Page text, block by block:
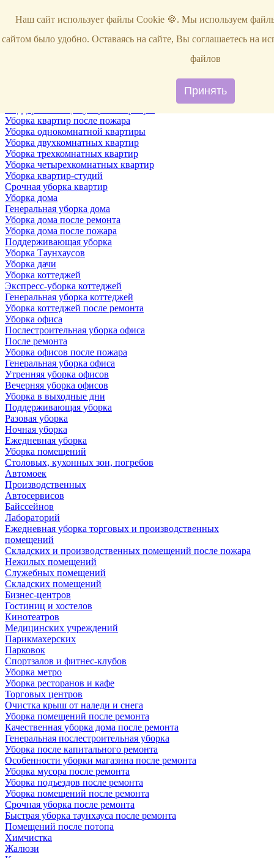
Уборка
Уборка снега
Уборка квартир после пожара
Уборка однокомнатной квартиры
Уборка двухкомнатных квартир
Уборка трехкомнатных квартир
Уборка четырехкомнатных квартир
Уборка квартир-студий
Срочная уборка квартир
Уборка дома
Генеральная уборка дома
Уборка дома после ремонта
Уборка дома после пожара
Поддерживающая уборка
Уборка Таунхаусов
Уборка дачи
Уборка коттеджей
Экспресс-уборка коттеджей
Генеральная уборка коттеджей
Уборка коттеджей после ремонта
Уборка офиса
Послестроительная уборка офиса
После ремонта
Уборка офисов после пожара
Генеральная уборка офиса
Утренняя уборка офисов
Вечерняя уборка офисов
Уборка в выходные дни
Поддерживающая уборка
Разовая уборка
Ночная уборка
Ежедневная уборка
Уборка помещений
Столовых, кухонных зон, погребов
Автомоек
Производственных
Автосервисов
Байссейнов
Лабораторий
Ежедневная уборка торговых и производственных
помещений
Складских и производственных помещений после пожара
Нежилых помещений
Служебных помещений
Складских помещений
Бизнес-центров
Гостиниц и хостелов
Кинотеатров
Медицинских учреждений
Парикмахерских
Парковок
Спортзалов и фитнес-клубов
Уборка метро
Уборка ресторанов и кафе
Торговых центров
Очистка крыш от наледи и снега
Уборка помещений после ремонта
Качественная уборка дома после ремонта
Генеральная послестроительная уборка
Уборка после капитального ремонта
Особенности уборки магазина после ремонта
Уборка мусора после ремонта
Уборка подъездов после ремонта
Уборка помещений после ремонта
Срочная уборка после ремонта
Быстрая уборка таунхауса после ремонта
Помещений после потопа
Химчистка
Жалюзи
Наш сайт использует файлы Cookie 🍪. Мы используем
сайтом было удобно. Оставаясь на сайте, Вы соглашаетесь на
файлов
Принять